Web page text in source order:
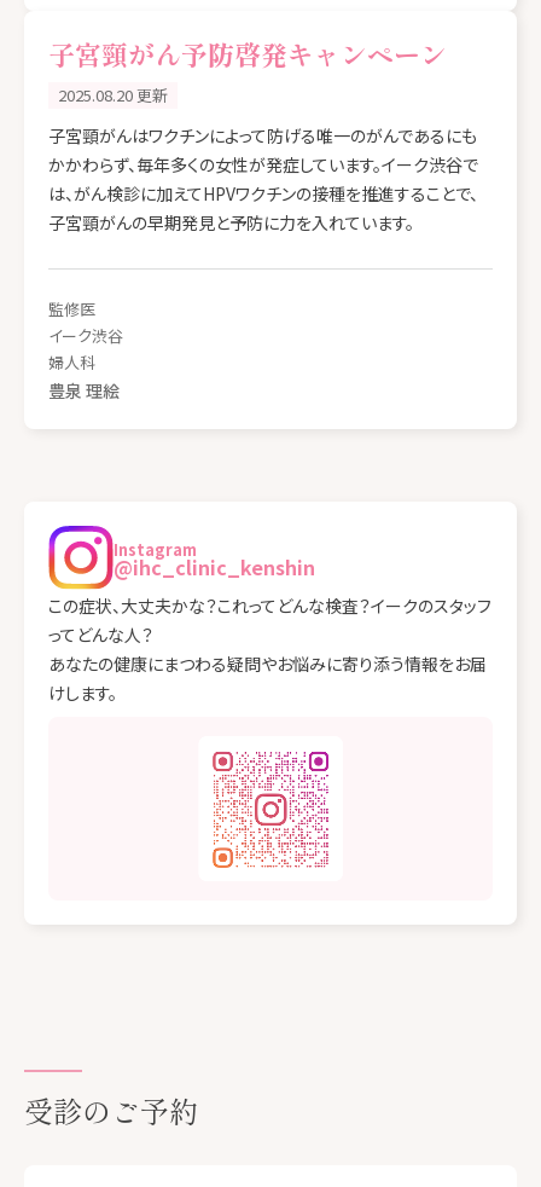
子宮頸がん予防啓発キャンペーン
2025.08.20 更新
子宮頸がんはワクチンによって防げる唯一のがんであるにも
かかわらず、毎年多くの女性が発症しています。イーク渋谷で
は、がん検診に加えてHPVワクチンの接種を推進することで、
子宮頸がんの早期発見と予防に力を入れています。
監修医
イーク渋谷
婦人科
豊泉 理絵
Instagram
@ihc_clinic_kenshin
この症状、大丈夫かな？これってどんな検査？イークのスタッフ
ってどんな人？
あなたの健康にまつわる疑問やお悩みに寄り添う情報をお届
けします。
受診のご予約